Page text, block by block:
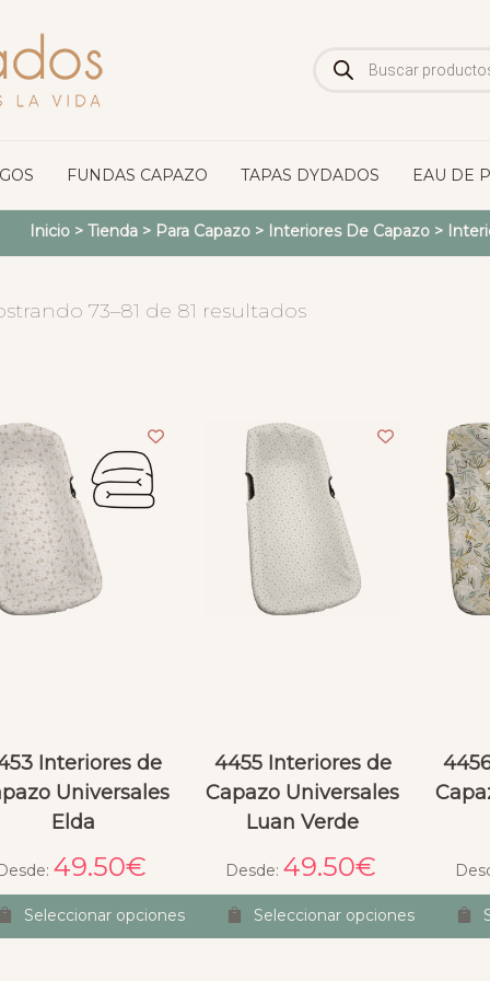
de
productos
FUNDAS CAPAZO TAPAS DYDADOS EAU DE
Inicio> Tienda> Para Capazo> Interiores De Capazo>
73–81 de 81 resultados
Interiores de
Universales
Elda
49.50€
Seleccionar opciones
4455 Interiores de
Capazo Universales
Luan Verde
Desde: 49.50€
Seleccionar opciones
Taberna Anabella Serrato